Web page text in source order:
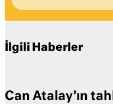
İlgili Haberler
Can Atalay’ın